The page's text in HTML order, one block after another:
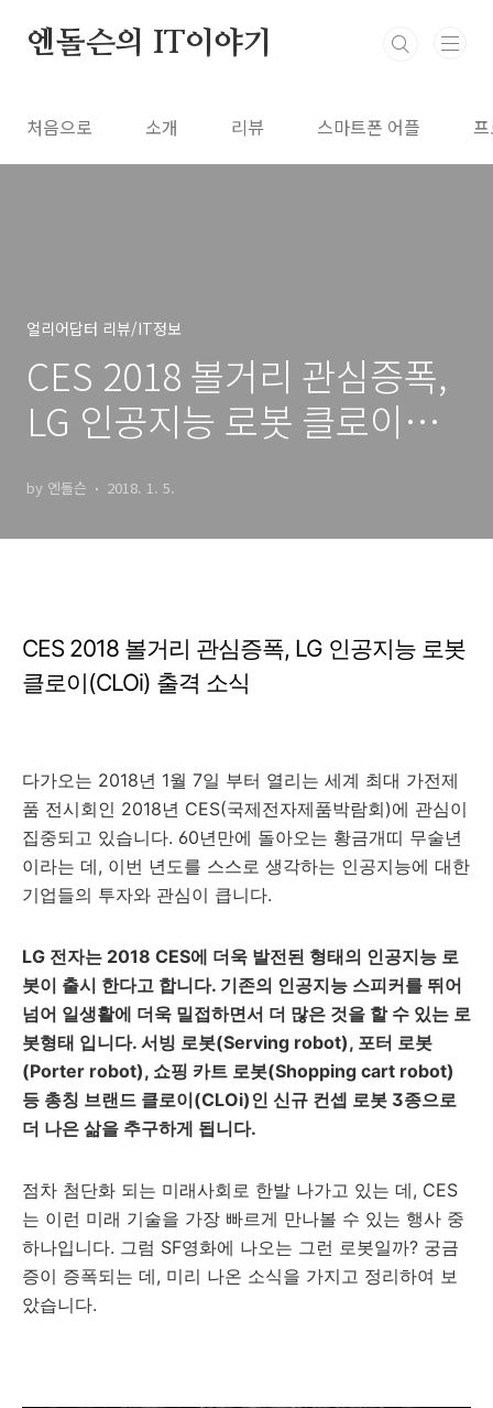
엔돌슨의 IT이야기
처음으로 소개 리뷰 스마트폰 어플
얼리어답터 리뷰/IT정보
CES 2018 볼거리 관심증폭,
LG 인공지능 로봇 클로이
by 엔돌슨 2018. 1. 5.
CES 2018 볼거리 관심증폭, LG 인공지능 로봇
클로이(CLOi) 출격 소식
다가오는 2018년 1월 7일 부터 열리는 세계 최대 가전제
품 전시회인 2018년 CES(국제전자제품박람회)에 관심이
집중되고 있습니다. 60년만에 돌아오는 황금개띠 무술년
이라는 데, 이번 년도를 스스로 생각하는 인공지능에 대한
기업들의 투자와 관심이 큽니다.
LG 전자는 2018 CES에 더욱 발전된 형태의 인공지능 로
봇이 출시 한다고 합니다. 기존의 인공지능 스피커를 뛰어
넘어 일생활에 더욱 밀접하면서 더 많은 것을 할 수 있는 로
봇형태 입니다. 서빙 로봇(Serving robot), 포터 로봇
(Porter robot), 쇼핑 카트 로봇(Shopping cart robot)
등 총칭 브랜드 클로이(CLOi)인 신규 컨셉 로봇 3종으로
더 나은 삶을 추구하게 됩니다.
점차 첨단화 되는 미래사회로 한발 나가고 있는 데, CES
는 이런 미래 기술을 가장 빠르게 만나볼 수 있는 행사 중
하나입니다. 그럼 SF영화에 나오는 그런 로봇일까? 궁금
증이 증폭되는 데, 미리 나온 소식을 가지고 정리하여 보
았습니다.